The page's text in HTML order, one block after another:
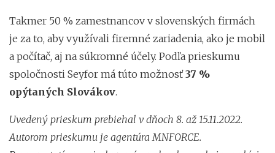
Takmer 50 % zamestnancov v slovenských firmách
je za to, aby využívali firemné zariadenia, ako je mobil
a počítač, aj na súkromné účely. Podľa prieskumu
spoločnosti Seyfor má túto možnosť37 %
opýtaných Slovákov.
Uvedený prieskum prebiehal v dňoch 8. až 15.11.2022.
Autorom prieskumu je agentúra MNFORCE.